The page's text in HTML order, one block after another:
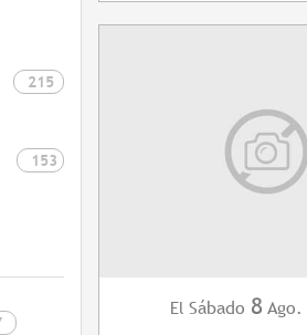
215
153
El Sábado 8 Ago.